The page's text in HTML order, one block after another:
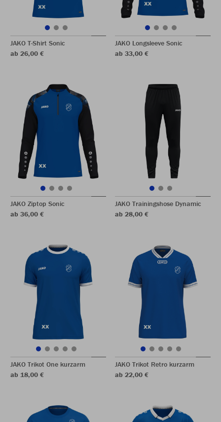
JAKO T-Shirt Sonic
ab 26,00 €
JAKO Longsleeve Sonic
ab 33,00 €
JAKO Ziptop Sonic
ab 36,00 €
JAKO Trainingshose Dynamic
ab 28,00 €
JAKO Trikot One kurzarm
ab 18,00 €
JAKO Trikot Retro kurzarm
ab 22,00 €